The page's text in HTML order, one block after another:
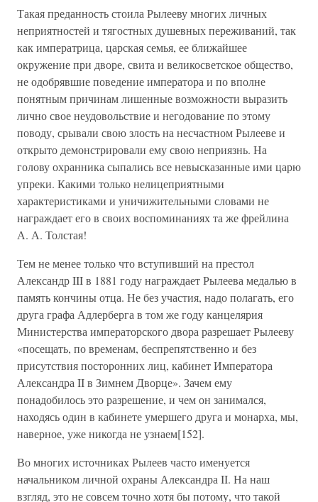
Такая преданность стоила Рылееву многих личных
неприятностей и тягостных душевных переживаний, так
как императрица, царская семья, ее ближайшее
окружение при дворе, свита и великосветское общество,
не одобрявшие поведение императора и по вполне
понятным причинам лишенные возможности выразить
лично свое неудовольствие и негодование по этому
поводу, срывали свою злость на несчастном Рылееве и
открыто демонстрировали ему свою неприязнь. На
голову охранника сыпались все невысказанные ими царю
упреки. Какими только нелицеприятными
характеристиками и уничижительными словами не
награждает его в своих воспоминаниях та же фрейлина
А. А. Толстая!
Тем не менее только что вступивший на престол
Александр III в 1881 году награждает Рылеева медалью в
память кончины отца. Не без участия, надо полагать, его
друга графа Адлерберга в том же году канцелярия
Министерства императорского двора разрешает Рылееву
«посещать, по временам, беспрепятственно и без
присутствия посторонних лиц, кабинет Императора
Александра II в Зимнем Дворце». Зачем ему
понадобилось это разрешение, и чем он занимался,
находясь один в кабинете умершего друга и монарха, мы,
наверное, уже никогда не узнаем[152].
Во многих источниках Рылеев часто именуется
начальником личной охраны Александра II. На наш
взгляд, это не совсем точно хотя бы потому, что такой